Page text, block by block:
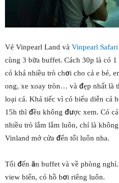
Vé Vinpearl Land và Vinpearl
cùng 3 bữa buffet. Cách 30p là có
có khá nhiều trò chơi cho cả e bé,
ong, xe xoay tròn… và đẹp nhất là
loại cá. Khá tiếc vì có biểu diễn cá
15h thì đều không được xem. Có
nhiều trò lắm lắm luôn, chỉ là
Vinland mở cửa đến tối luôn nha.
Tối đến ăn buffet và về phòng
view biển, có hồ bơi riêng luôn.